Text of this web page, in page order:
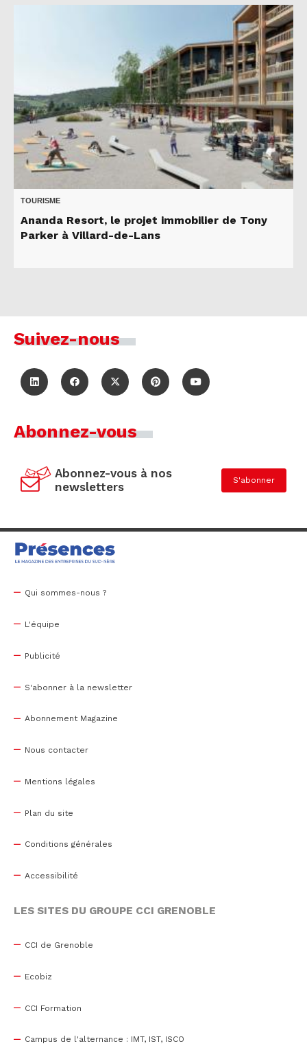
TOURISME
Ananda Resort, le projet immobilier de Tony
Parker à Villard-de-Lans
Suivez-nous
Abonnez-vous
Abonnez-vous à nos
newsletters
S'abonner
Qui sommes-nous ?
L'équipe
Publicité
S'abonner à la newsletter
Abonnement Magazine
Nous contacter
Mentions légales
Plan du site
Conditions générales
Accessibilité
LES SITES DU GROUPE CCI GRENOBLE
CCI de Grenoble
Ecobiz
CCI Formation
Campus de l'alternance : IMT, IST, ISCO